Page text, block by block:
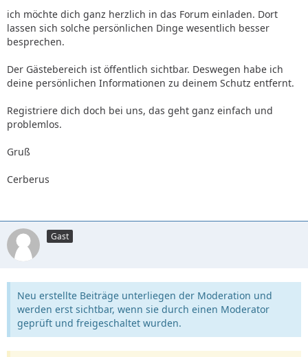
ich möchte dich ganz herzlich in das Forum einladen. Dort
lassen sich solche persönlichen Dinge wesentlich besser
besprechen.
Der Gästebereich ist öffentlich sichtbar. Deswegen habe ich
deine persönlichen Informationen zu deinem Schutz entfernt.
Registriere dich doch bei uns, das geht ganz einfach und
problemlos.
Gruß
Cerberus
Gast
Neu erstellte Beiträge unterliegen der Moderation und
werden erst sichtbar, wenn sie durch einen Moderator
geprüft und freigeschaltet wurden.